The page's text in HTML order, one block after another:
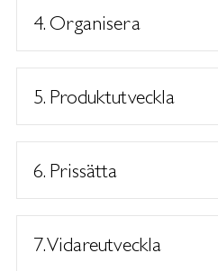
4. Organisera
5. Produktutveckla
6. Prissätta
7. Vidareutveckla